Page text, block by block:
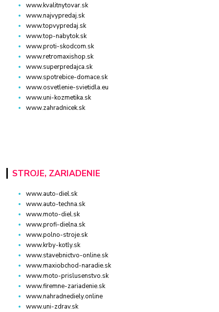
www.kvalitnytovar.sk
www.najvypredaj.sk
www.topvypredaj.sk
www.top-nabytok.sk
www.proti-skodcom.sk
www.retromaxishop.sk
www.superpredajca.sk
www.spotrebice-domace.sk
www.osvetlenie-svietidla.eu
www.uni-kozmetika.sk
www.zahradnicek.sk
STROJE, ZARIADENIE
www.auto-diel.sk
www.auto-techna.sk
www.moto-diel.sk
www.profi-dielna.sk
www.polno-stroje.sk
www.krby-kotly.sk
www.stavebnictvo-online.sk
www.maxiobchod-naradie.sk
www.moto-prislusenstvo.sk
www.firemne-zariadenie.sk
www.nahradnediely.online
www.uni-zdrav.sk